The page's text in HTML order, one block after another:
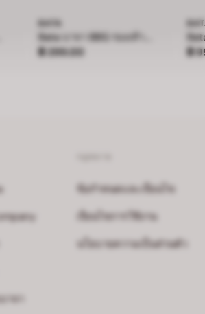
BATA
ราคา ฿ 299.00
฿ 299.00 รา
฿
จา
ข้อกำหนดและเงื่อนไข
เงื่อนไขการใช้งาน
นโยบายความเป็นส่วนตัว